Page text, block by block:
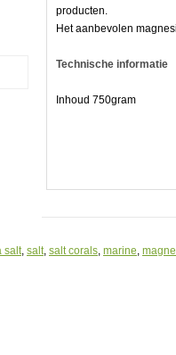
producten.
Het aanbevolen
Technische informatie
Inhoud 750gram
salt, salt, salt corals, marine,